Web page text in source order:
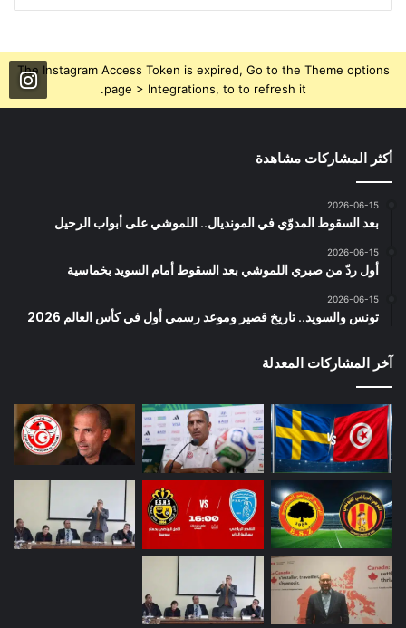
The Instagram Access Token is expired, Go to the Theme options
page > Integrations, to to refresh it.
أكثر المشاركات مشاهدة
2026-06-15
بعد السقوط المدوّي في المونديال.. اللموشي على أبواب الرحيل
2026-06-15
أول ردّ من صبري اللموشي بعد السقوط أمام السويد بخماسية
2026-06-15
تونس والسويد.. تاريخ قصير وموعد رسمي أول في كأس العالم 2026
آخر المشاركات المعدلة